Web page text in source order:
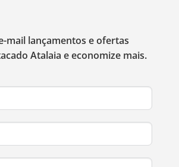
mail lançamentos e ofertas
Atalaia e economize mais.